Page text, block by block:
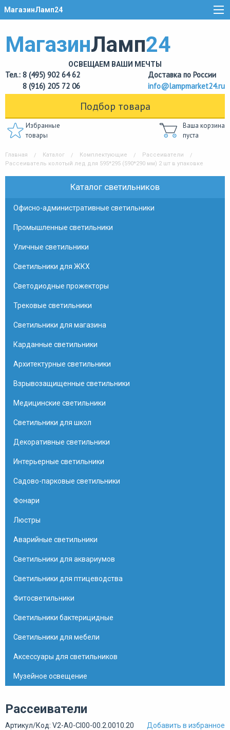
МагазинЛамп24
МагазинЛамп24
ОСВЕЩАЕМ ВАШИ МЕЧТЫ
Тел.: 8 (495) 902 64 62
8 (916) 205 72 06
Доставка по России
info@lampmarket24.ru
Подбор товара
Избранные
товары
Ваша корзина
пуста
Главная Каталог Комплектующие
Рассеиватели
Рассеиватель колотый лед для 595*295 (590*290 мм) 2 шт в упаковке
Каталог светильников
Офисно-административные светильники
Промышленные светильники
Уличные светильники
Светильники для ЖКХ
Светодиодные прожекторы
Трековые светильники
Светильники для магазина
Карданные светильники
Архитектурные светильники
Взрывозащищенные светильники
Медицинские светильники
Светильники для школ
Декоративные светильники
Интерьерные светильники
Садово-парковые светильники
Фонари
Люстры
Аварийные светильники
Светильники для аквариумов
Светильники для птицеводства
Фитосветильники
Светильники бактерицидные
Светильники для мебели
Аксессуары для светильников
Музейное освещение
Рассеиватели
Артикул/Код: V2-A0-CI00-00.2.0010.20
Добавить в избранное